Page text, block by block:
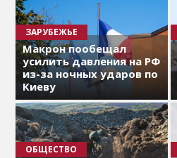
ЗАРУБЕЖЬЕ
Макрон пообещал
усилить давления на РФ
из-за ночных ударов по
Киеву
ОБЩЕСТВО